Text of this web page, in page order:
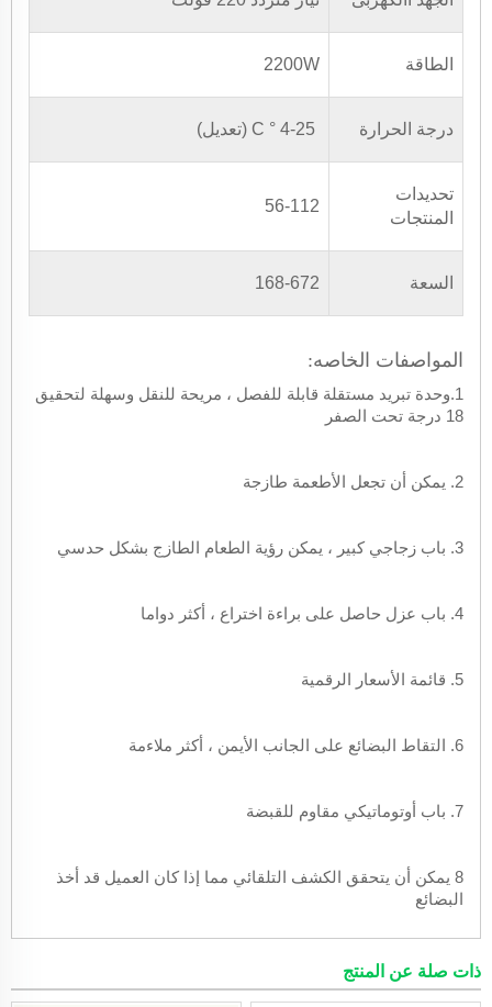
الطاقة 2200W
درجة الحرارة
تحديدات
المنتجات
56-112
السعة 168-672
المواصفات الخاصه:
1.وحدة تبريد مستقلة قابلة للفصل ، مريحة للنقل وسهلة لتحقيق
18 درجة تحت الصفر
2. يمكن أن تجعل الأطعمة طازجة
3. باب زجاجي كبير ، يمكن رؤية الطعام الطازج بشكل حدسي
4. باب عزل حاصل على براءة اختراع ، أكثر دواما
5. قائمة الأسعار الرقمية
6. التقاط البضائع على الجانب الأيمن ، أكثر ملاءمة
7. باب أوتوماتيكي مقاوم للقبضة
8 يمكن أن يتحقق الكشف التلقائي مما إذا كان العميل قد أخذ
البضائع
ذات صلة عن المنتج